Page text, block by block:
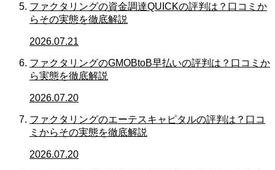
ファクタリングの資金調達QUICKの評判は？口コミか
らその実態を徹底解説
2026.07.21
ファクタリングのGMOBtoB早払いの評判は？口コミか
ら実態を徹底解説
2026.07.20
ファクタリングのエーテスキャピタルの評判は？口コ
ミからその実態を徹底解説
2026.07.20